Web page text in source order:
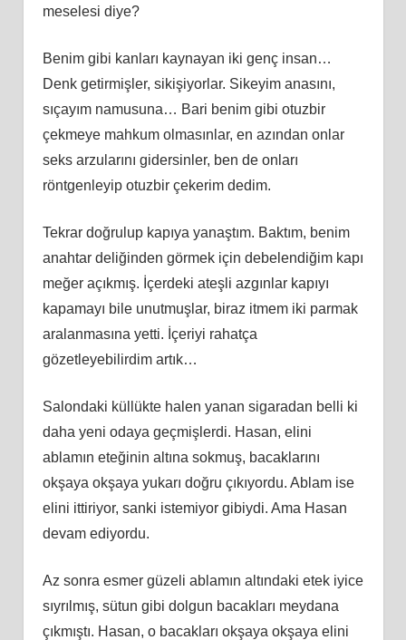
meselesi diye?
Benim gibi kanları kaynayan iki genç insan…
Denk getirmişler, sikişiyorlar. Sikeyim anasını,
sıçayım namusuna… Bari benim gibi otuzbir
çekmeye mahkum olmasınlar, en azından onlar
seks arzularını gidersinler, ben de onları
röntgenleyip otuzbir çekerim dedim.
Tekrar doğrulup kapıya yanaştım. Baktım, benim
anahtar deliğinden görmek için debelendiğim kapı
meğer açıkmış. İçerdeki ateşli azgınlar kapıyı
kapamayı bile unutmuşlar, biraz itmem iki parmak
aralanmasına yetti. İçeriyi rahatça
gözetleyebilirdim artık…
Salondaki küllükte halen yanan sigaradan belli ki
daha yeni odaya geçmişlerdi. Hasan, elini
ablamın eteğinin altına sokmuş, bacaklarını
okşaya okşaya yukarı doğru çıkıyordu. Ablam ise
elini ittiriyor, sanki istemiyor gibiydi. Ama Hasan
devam ediyordu.
Az sonra esmer güzeli ablamın altındaki etek iyice
sıyrılmış, sütun gibi dolgun bacakları meydana
çıkmıştı. Hasan, o bacakları okşaya okşaya elini